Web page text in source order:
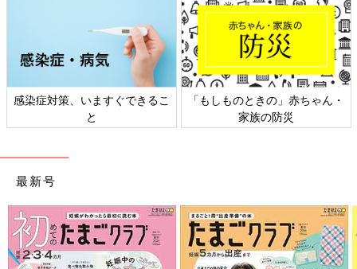
か。とっても気に入っているようで、色違いのものも買う予定と
花粉対策「しっかりガード」「3COINS
の新商品も使える！」あると便利なグッ
ズ＆役立つアイデア4選
花粉でお鼻や目がムズムズしている方へおすす
めの「グッズ」と「アイデア」のご紹介です！
インスタにてバズっているグッズ、あると助か
していておしゃれなものばかりでしたよね！3COINSではほかに
やオンラインショップでぜひチェックしてみてくださいね。
(文：mayu)
●記事内の価格はすべて税込み、2024年3月時点のものです。
ん・
日本外来小児科学会リーフレッ
六星占術 細木かおりさん
最新号